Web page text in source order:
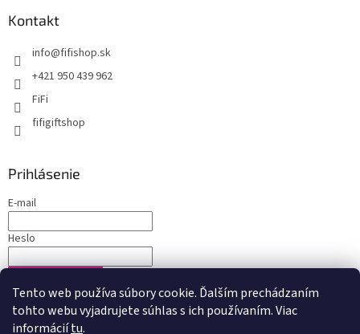
Tento web používa súbory cookie. Ďalším prechádzaním
tohto webu vyjadrujete súhlas s ich používaním. Viac
informáciítu.
Kontakt
info@fifishop.sk
+421 950 439 962
FiFi
fifigiftshop
Prihlásenie
E-mail
Heslo
Nová registráciaZabudnuté heslo